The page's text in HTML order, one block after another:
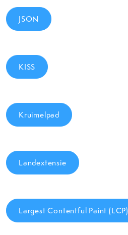
JSON
KISS
Kruimelpad
Landextensie
Largest Contentful Paint (LCP)